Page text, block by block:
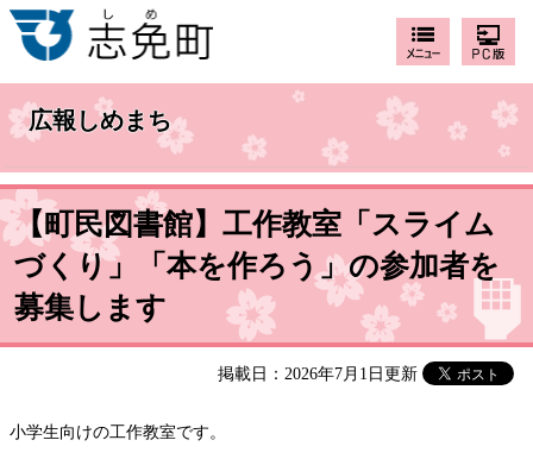
広報しめまち
【町民図書館】工作教室「スライム
づくり」「本を作ろう」の参加者を
募集します
掲載日：2026年7月1日更新
小学生向けの工作教室です。